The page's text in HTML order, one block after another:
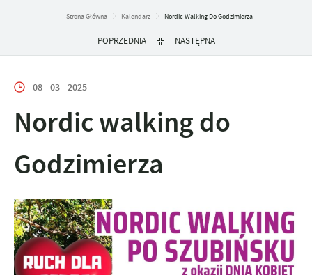
Strona Główna Kalendarz Nordic Walking Do Godzimierza
POPRZEDNIA NASTĘPNA
08 - 03 - 2025
Nordic walking do
Godzimierza